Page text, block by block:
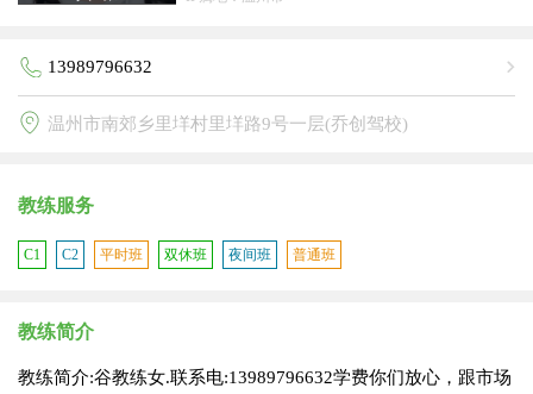
13989796632
温州市南郊乡里垟村里垟路9号一层(乔创驾校)
教练服务
C1 C2 平时班 双休班 夜间班 普通班
教练简介
教练简介:谷教练女.联系电:13989796632学费你们放心，跟市场